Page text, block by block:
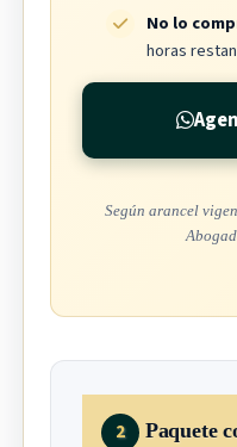
No lo
horas
Según arancel
2
Paquete